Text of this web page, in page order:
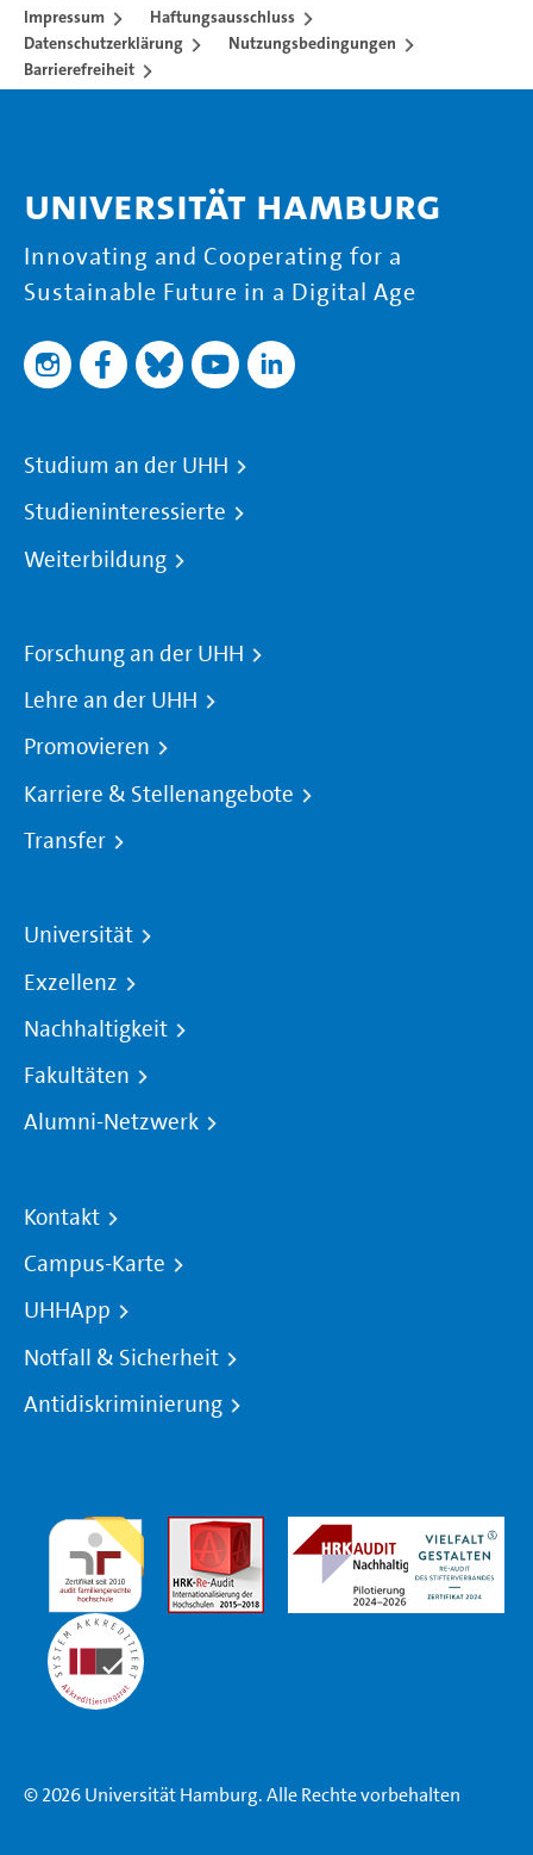
Impressum
Haftungsausschluss
Datenschutzerklärung
Nutzungsbedingungen
Barrierefreiheit
Universität Hamburg
Innovating and Cooperating for a
Sustainable Future in a Digital Age
Studium an der UHH
Studieninteressierte
Weiterbildung
Forschung an der UHH
Lehre an der UHH
Promovieren
Karriere & Stellenangebote
Transfer
Universität
Exzellenz
Nachhaltigkeit
Fakultäten
Alumni-Netzwerk
Kontakt
Campus-Karte
UHHApp
Notfall & Sicherheit
Antidiskriminierung
© 2026 Universität Hamburg. Alle Rechte vorbehalten